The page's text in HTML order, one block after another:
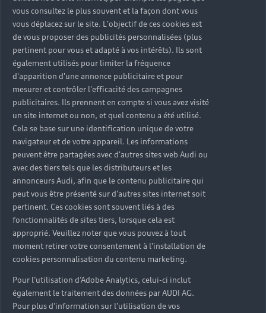
exceptionel et l'élégance de la marque.
Découvrir
Pour aller plus
loin
vous consultez le plus souvent et la façon dont vous
vous déplacez sur le site. L'objectif de ces cookies est
de vous proposer des publicités personnalisées (plus
pertinent pour vous et adapté à vos intérêts). Ils sont
également utilisés pour limiter la fréquence
d'apparition d'une annonce publicitaire et pour
mesurer et contrôler l'efficacité des campagnes
publicitaires. Ils prennent en compte si vous avez visité
un site internet ou non, et quel contenu a été utilisé.
Cela se base sur une identification unique de votre
navigateur et de votre appareil. Les informations
peuvent être partagées avec d'autres sites web Audi ou
avec des tiers tels que les distributeurs et les
annonceurs Audi, afin que le contenu publicitaire qui
peut vous être présenté sur d'autres sites internet soit
pertinent. Ces cookies sont souvent liés à des
fonctionnalités de sites tiers, lorsque cela est
approprié. Veuillez noter que vous pouvez à tout
moment retirer votre consentement à l'installation de
cookies personnalisation du contenu marketing.
Pour l’utilisation d’Adobe Analytics, celui-ci inclut
également le traitement des données par AUDI AG.
Pour plus d’information sur l’utilisation de vos